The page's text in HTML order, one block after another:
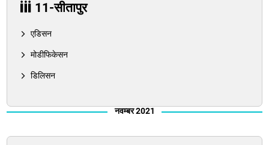
11-सीतापुर
एडिसन
मोडीफिकेसन
डिलिसन
नवम्बर 2021